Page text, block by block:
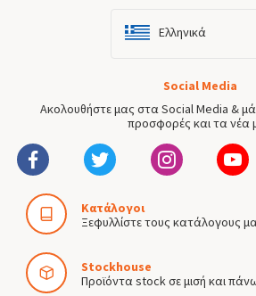
Ελληνικά
Social Media
Ακολουθήστε μας στα Social Media &
προσφορές και τα νέα
Κατάλογοι
Ξεφυλλίστε τους κατάλογους
Stockhouse
Προϊόντα stock σε μισή και